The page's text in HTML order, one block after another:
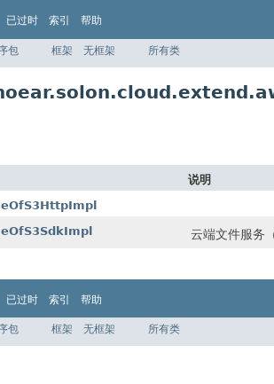
已过时 索引 帮助
包 框架 无框架 所有类
说明
云端文件服务
已过时 索引 帮助
包 框架 无框架 所有类